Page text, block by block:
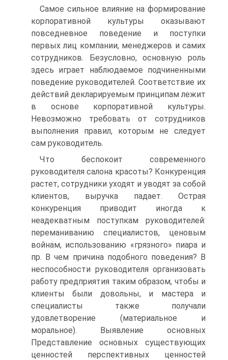
Самое сильное влияние на формирование
корпоративной культуры оказывают
повседневное поведение и поступки
первых лиц компании, менеджеров и самих
сотрудников. Безусловно, основную роль
здесь играет наблюдаемое подчиненными
поведение руководителей. Соответствие их
действий декларируемым принципам лежит
в основе корпоративной культуры.
Невозможно требовать от сотрудников
выполнения правил, которым не следует
сам руководитель.
Что беспокоит современного
руководителя салона красоты? Конкуренция
растет, сотрудники уходят и уводят за собой
клиентов, выручка падает. Острая
конкуренция приводит иногда к
неадекватным поступкам руководителей:
переманиванию специалистов, ценовым
войнам, использованию «грязного» пиара и
пр. В чем причина подобного поведения? В
неспособности руководителя организовать
работу предприятия таким образом, чтобы и
клиенты были довольны, и мастера и
специалисты также получали
удовлетворение (материальное и
моральное). Выявление основных
Представление основных существующих
ценностей перспективных ценностей